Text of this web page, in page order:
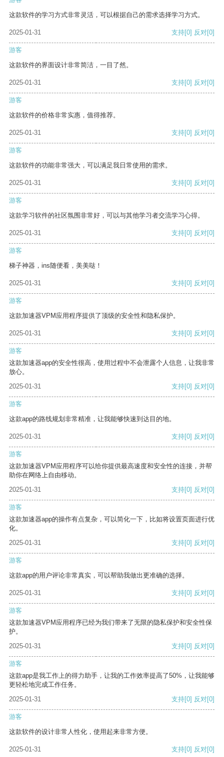
这款软件的学习方式非常灵活，可以根据自己的需求选择学习方式。
2025-01-31 支持[0] 反对[0]
游客
这款软件的界面设计非常简洁，一目了然。
2025-01-31 支持[0] 反对[0]
游客
这款软件的价格非常实惠，值得推荐。
2025-01-31 支持[0] 反对[0]
游客
这款软件的功能非常强大，可以满足我日常使用的需求。
2025-01-31 支持[0] 反对[0]
游客
这款学习软件的社区氛围非常好，可以与其他学习者交流学习心得。
2025-01-31 支持[0] 反对[0]
游客
梯子神器，ins随便看，美美哒！
2025-01-31 支持[0] 反对[0]
游客
这款加速器VPM应用程序提供了顶级的安全性和隐私保护。
2025-01-31 支持[0] 反对[0]
游客
这款加速器app的安全性很高，使用过程中不会泄露个人信息，让我非常
放心。
2025-01-31
支持[0] 反对[0]
游客
这款app的路线规划非常精准，让我能够快速到达目的地。
2025-01-31 支持[0] 反对[0]
游客
这款加速器VPM应用程序可以给你提供最高速度和安全性的连接，并帮
助你在网络上自由移动。
2025-01-31
支持[0] 反对[0]
游客
这款加速器app的操作有点复杂，可以简化一下，比如将设置页面进行优
化。
2025-01-31
支持[0] 反对[0]
游客
这款app的用户评论非常真实，可以帮助我做出更准确的选择。
2025-01-31 支持[0] 反对[0]
游客
这款加速器VPM应用程序已经为我们带来了无限的隐私保护和安全性保
护。
2025-01-31
支持[0] 反对[0]
游客
这款app是我工作上的得力助手，让我的工作效率提高了50%，让我能够
更轻松地完成工作任务。
2025-01-31
支持[0] 反对[0]
游客
这款软件的设计非常人性化，使用起来非常方便。
2025-01-31 支持[0] 反对[0]